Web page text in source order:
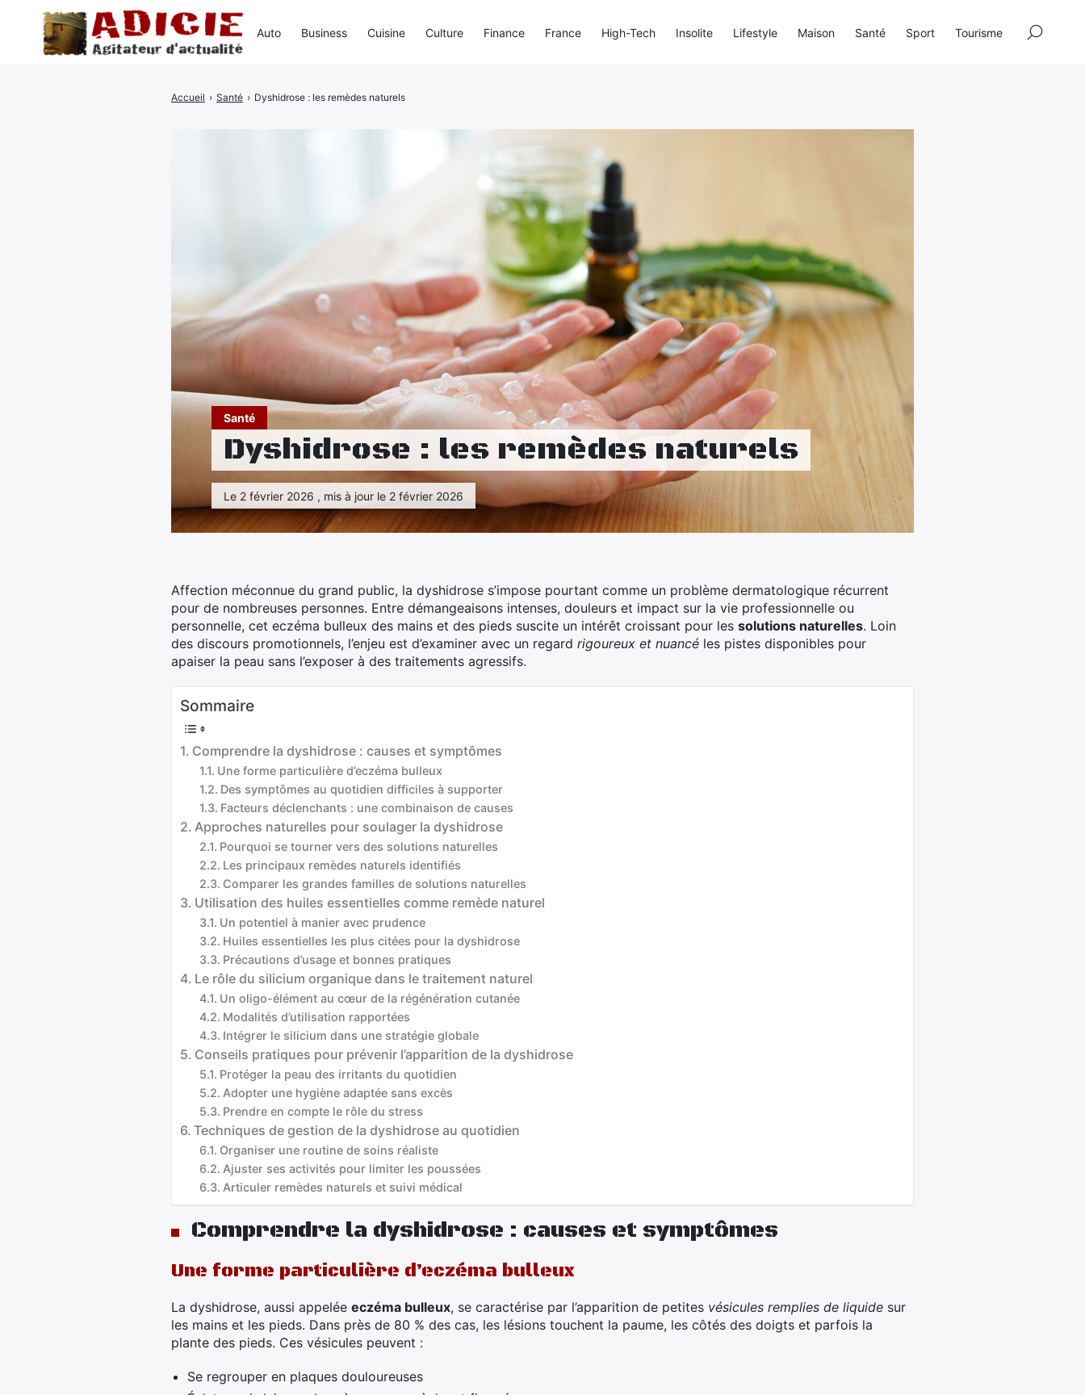
Santé
Dyshidrose : les remèdes naturels
Le 2 février 2026 , mis à jour le 2 février 2026
Accueil › Santé › Dyshidrose : les remèdes naturels
Affection méconnue du grand public, la dyshidrose s’impose pourtant comme un problème dermatologique récurrent
pour de nombreuses personnes. Entre démangeaisons intenses, douleurs et impact sur la vie professionnelle ou
personnelle, cet eczéma bulleux des mains et des pieds suscite un intérêt croissant pour les solutions naturelles. Loin
des discours promotionnels, l’enjeu est d’examiner avec un regard rigoureux et nuancé les pistes disponibles pour
apaiser la peau sans l’exposer à des traitements agressifs.
Sommaire
Comprendre la dyshidrose : causes et symptômes
Une forme particulière d’eczéma bulleux
Des symptômes au quotidien difficiles à supporter
Facteurs déclenchants : une combinaison de causes
Approches naturelles pour soulager la dyshidrose
Pourquoi se tourner vers des solutions naturelles
Les principaux remèdes naturels identifiés
Comparer les grandes familles de solutions naturelles
Utilisation des huiles essentielles comme remède naturel
Un potentiel à manier avec prudence
Huiles essentielles les plus citées pour la dyshidrose
Précautions d’usage et bonnes pratiques
Le rôle du silicium organique dans le traitement naturel
Un oligo-élément au cœur de la régénération cutanée
Modalités d’utilisation rapportées
Intégrer le silicium dans une stratégie globale
Conseils pratiques pour prévenir l’apparition de la dyshidrose
Protéger la peau des irritants du quotidien
Adopter une hygiène adaptée sans excès
Prendre en compte le rôle du stress
Techniques de gestion de la dyshidrose au quotidien
Organiser une routine de soins réaliste
Ajuster ses activités pour limiter les poussées
Articuler remèdes naturels et suivi médical
Comprendre la dyshidrose : causes et symptômes
Une forme particulière d’eczéma bulleux
La dyshidrose, aussi appelée eczéma bulleux, se caractérise par l’apparition de petites vésicules remplies de liquide sur
les mains et les pieds. Dans près de 80 % des cas, les lésions touchent la paume, les côtés des doigts et parfois la
plante des pieds. Ces vésicules peuvent :
Se regrouper en plaques douloureuses
Auto Business Cuisine Culture Finance France High-Tech Insolite Lifestyle Maison Santé Sport Tourisme
Rechercher